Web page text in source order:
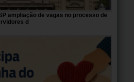
ampliação de vagas no processo de
d